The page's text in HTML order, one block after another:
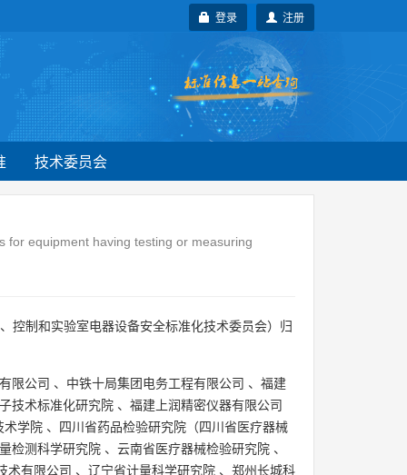
注册
登录
技术委员会
equipment having testing or measuring
控制和实验室电器设备安全标准化技术委员会）归
限公司 、 中铁十局集团电务工程有限公司 、 福建
技术标准化研究院 、 福建上润精密仪器有限公司
术学院 、
四川省药品检验研究院（四川省医疗器械
检测科学研究院 、 云南省医疗器械检验研究院 、
术有限公司 、 辽宁省计量科学研究院 、 郑州长城科